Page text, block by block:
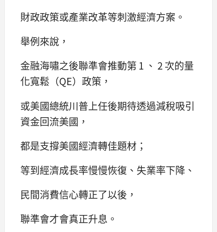
財政政策或產業改革等刺激經濟方案。
舉例來說，
金融海嘯之後聯準會推動第 1 、 2 次的量
化寬鬆（QE）政策，
或美國總統川普上任後期待透過減稅吸引
資金回流美國，
都是支撐美國經濟轉佳題材；
等到經濟成長率慢慢恢復、失業率下降、
民間消費信心轉正了以後，
聯準會才會真正升息。